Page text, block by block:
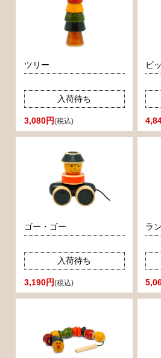
ツリー
入荷待ち
3,080円(税込)
ビ
ゴー・ゴー
入荷待ち
3,190円(税込)
ラ